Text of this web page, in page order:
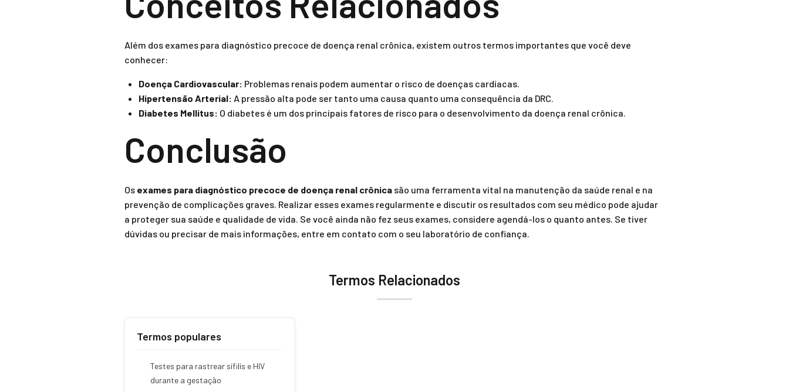
Além dos exames para diagnóstico precoce de doença renal crônica, existem outros termos importantes que você deve
conhecer:
Doença Cardiovascular: Problemas renais podem aumentar o risco de doenças cardíacas.
Hipertensão Arterial: A pressão alta pode ser tanto uma causa quanto uma consequência da DRC.
Diabetes Mellitus: O diabetes é um dos principais fatores de risco para o desenvolvimento da doença renal crônica.
Conclusão
Os exames para diagnóstico precoce de doença renal crônica são uma ferramenta vital na manutenção da saúde renal e na
prevenção de complicações graves. Realizar esses exames regularmente e discutir os resultados com seu médico pode ajudar
a proteger sua saúde e qualidade de vida. Se você ainda não fez seus exames, considere agendá-los o quanto antes. Se tiver
dúvidas ou precisar de mais informações, entre em contato com o seu laboratório de confiança.
Termos Relacionados
Termos populares
Testes para rastrear sífilis e HIV
durante a gestação